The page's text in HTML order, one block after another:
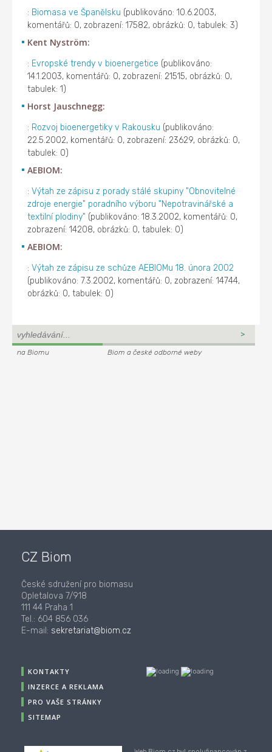
: Biomasa ve Španělsku (publikováno: 10.6.2003,
komentářů: 0, zobrazení: 17582, obrázků: 0, tabulek: 3)
Kent Nyström:
: Evropské trendy v bioenergetice (publikováno:
14.1.2003, komentářů: 0, zobrazení: 21515, obrázků: 0,
tabulek: 1)
Horst Jauschnegg:
: Rozvoj bioenergetiky v Rakousku (publikováno:
22.5.2002, komentářů: 0, zobrazení: 23629, obrázků: 0,
tabulek: 0)
AEBIOM:
:Výtah ze zápisu z porady stálé skupiny "Obnovitelné
zdroje energie" poradního výboru "Nepotravinářské a
textilní plodiny" (publikováno: 18.3.2002, komentářů: 0,
zobrazení: 14208, obrázků: 0, tabulek: 0)
AEBIOM:
:Výtah ze zápisu ze schůze AEBIOMu 18. února 2002
(publikováno: 7.3.2002, komentářů: 0, zobrazení: 14744,
obrázků: 0, tabulek: 0)
na Biomu Biom a české odborné weby
CZ Biom
České sdružení pro biomasu
Opletalova 7/918
111 44 Praha 1
Tel.: 604 856 036
E-mail: sekretariat@biom.cz
KONTAKTY
INZERCE A REKLAMA
PRO VAŠE STRÁNKY
SITEMAP